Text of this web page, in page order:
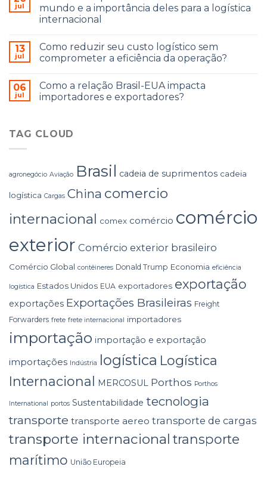
jul
mundo e a importância deles para a logística
internacional
13
jul
Como reduzir seu custo logístico sem
comprometer a eficiência da operação?
06
jul
Como a relação Brasil-EUA impacta
importadores e exportadores?
TAG CLOUD
agronegócio Aviação Brasil cadeia de suprimentos cadeia
logística Cargas China comercio
internacional comex comércio comércio
exterior Comércio exterior brasileiro
Comércio Global contêineres Donald Trump Economia eficiência
logística Estados Unidos EUA exportadores exportação
exportações Exportações Brasileiras Freight
Forwarders frete frete internacional importadores
importação importação e exportação
importações Indústria logística Logística
Internacional MERCOSUL Porthos Porthos
International portos Sustentabilidade tecnologia
transporte transporte aereo transporte de cargas
transporte internacional transporte
marítimo União Europeia